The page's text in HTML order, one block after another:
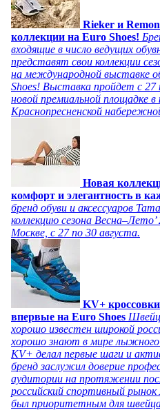
Rieker и
коллекции на Euro Shoes!
входящие в число ведущих
представят свои коллекции
на международной выставке
Shoes! Выставка пройдет c 27
новой премиальной площадке
Краснопресненской
Новая
комфорт и элегантность в
бренд обуви и аксессуаров
коллекцию сезона
Москве, с 27 по 30 августа.
KV+
впервые на Euro Shoes
хорошо известен широкой
хорошо знают в мире
KV+ делал первые шаги и
бренд заслужил доверие
аудитории на протяжении
российский спортивный
был приоритетным для